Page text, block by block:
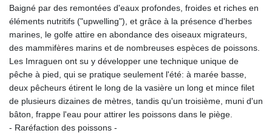
JMD 183.168441
JOD 0.817863
JPY 182.641857
KES 149.279328
KGS 100.875887
KHR 4684.773512
KMF 492.554315
KRW 1633.35962
KWD 0.3563
Baigné par des remontées d'eaux profondes, froides et riches en
éléments nutritifs ("upwelling"), et grâce à la présence d'herbes
marines, le golfe attire en abondance des oiseaux migrateurs,
des mammifères marins et de nombreuses espèces de poissons.
Les Imraguen ont su y développer une technique unique de
pêche à pied, qui se pratique seulement l'été: à marée basse,
deux pêcheurs étirent le long de la vasière un long et mince filet
de plusieurs dizaines de mètres, tandis qu'un troisième, muni d'un
bâton, frappe l'eau pour attirer les poissons dans le piège.
- Raréfaction des poissons -